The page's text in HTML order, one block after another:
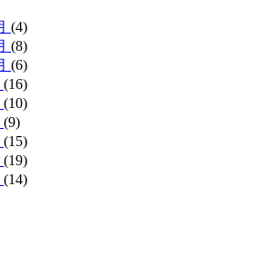
(4)
(8)
(6)
(16)
(10)
(9)
(15)
(19)
(14)